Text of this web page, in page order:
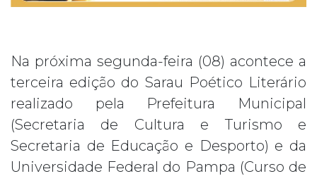
Na próxima segunda-feira (08) acontece a
terceira edição do Sarau Poético Literário
realizado pela Prefeitura Municipal
(Secretaria de Cultura e Turismo e
Secretaria de Educação e Desporto) e da
Universidade Federal do Pampa (Curso de